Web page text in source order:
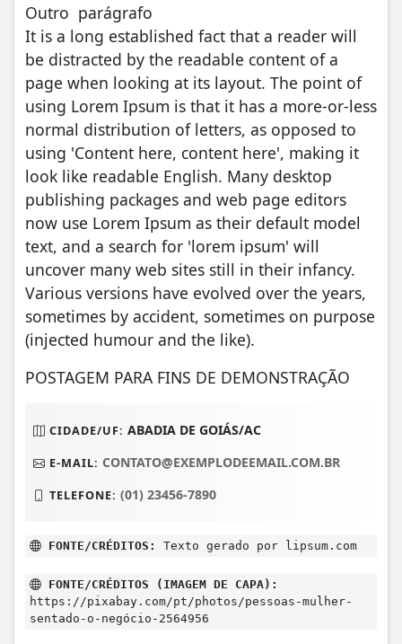
Outro parágrafo
It is a long established fact that a reader will
be distracted by the readable content of a
page when looking at its layout. The point of
using Lorem Ipsum is that it has a more-or-less
normal distribution of letters, as opposed to
using 'Content here, content here', making it
look like readable English. Many desktop
publishing packages and web page editors
now use Lorem Ipsum as their default model
text, and a search for 'lorem ipsum' will
uncover many web sites still in their infancy.
Various versions have evolved over the years,
sometimes by accident, sometimes on purpose
(injected humour and the like).
POSTAGEM PARA FINS DE DEMONSTRAÇÃO
CIDADE/UF: ABADIA DE GOIÁS/AC
E-MAIL: CONTATO@EXEMPLODEEMAIL.COM.BR
TELEFONE: (01) 23456-7890
FONTE/CRÉDITOS: Texto gerado por lipsum.com
FONTE/CRÉDITOS (IMAGEM DE CAPA):
https://pixabay.com/pt/photos/pessoas-mulher-
sentado-o-negócio-2564956